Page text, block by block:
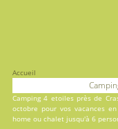
Accueil
Camping 4 etoiles près de
octobre pour vos vacances
home ou chalet jusqu'à 6